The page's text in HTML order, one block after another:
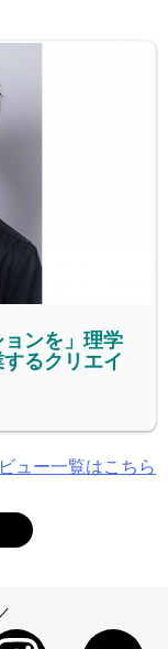
ョンを」理学
るクリエイ
ュー一覧はこちら